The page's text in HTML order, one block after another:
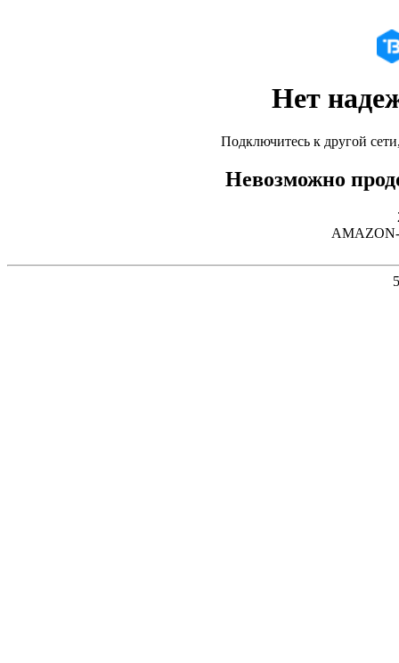
Нет
Подключитесь к другой
Невозможно
AMAZON-